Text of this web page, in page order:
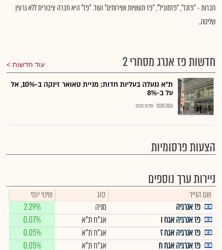
חברות - "פזגז", "פזמוביל", "פז תעשיות ושירותים" ועוד. "פז" היא חברה ציבורית ללא גרעין
שליטה..
חדשות פז אנרג מסחרי 2 עוד חדשות
ת"א ננעלה בעליות חדות; מניית טאואר זינקה ב-10%, אל
על ב-8%
20.05.2026 שירות גלובס
הצעות פרסומיות
ניירות ערך נוספים
שם הנייר סוג
שינוי יומי
פז אנרגיה
מניה
2.29%
פז אנרגיה אגח ו
אג"ח ת"א
0.07%
פז אנרגיה אגח ז
אג"ח ת"א
0.05%
פז אנרגיה אגח ח
אג"ח ת"א
0.05%